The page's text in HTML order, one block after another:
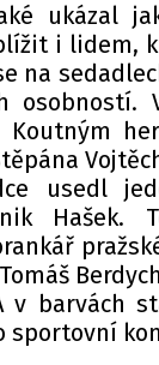
ukázal
i lidem,
na
osobností.
usedl
Hašek.
v barvách
sportovní